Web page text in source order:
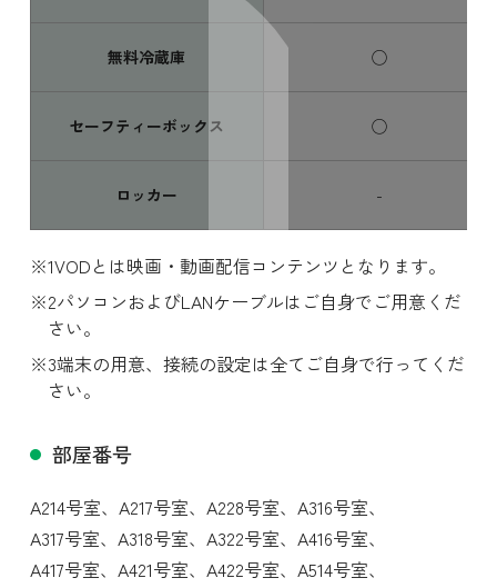
無料冷蔵庫 ◯
セーフティーボックス ◯
ロッカー -
VODとは映画・動画配信コンテンツとなります。
パソコンおよびLANケーブルはご自身でご用意くだ
さい。
端末の用意、接続の設定は全てご自身で行ってくだ
さい。
部屋番号
A214号室、 A217号室、 A228号室、 A316号室、
A317号室、 A318号室、 A322号室、 A416号室、
A417号室、 A421号室、 A422号室、 A514号室、